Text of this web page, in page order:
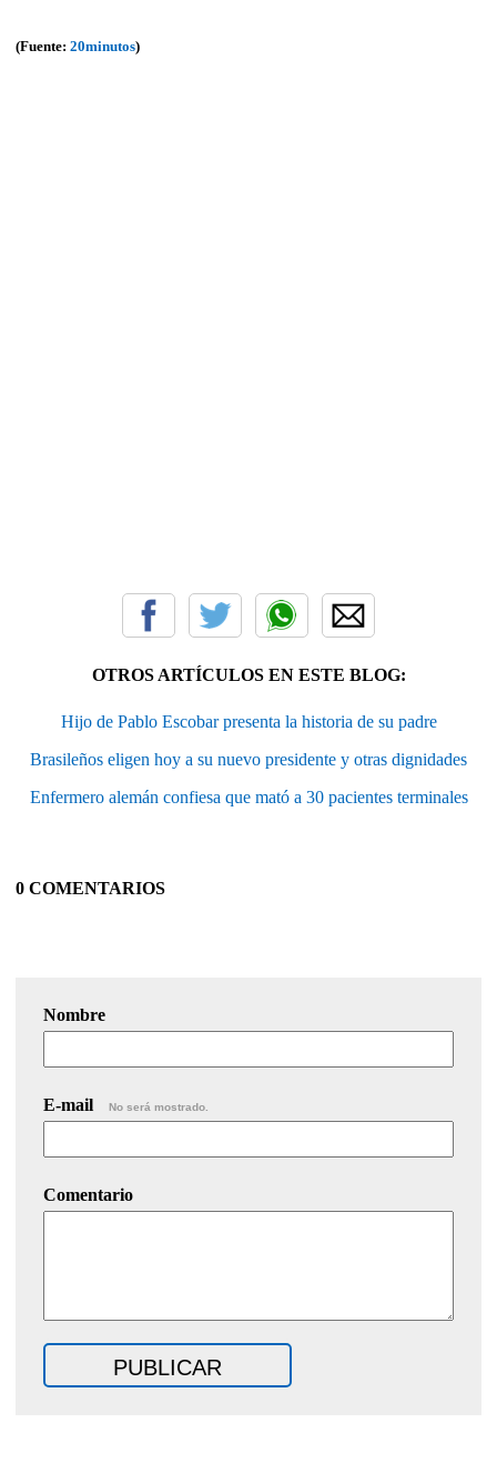
(Fuente: 20minutos)
OTROS ARTÍCULOS EN ESTE BLOG:
Hijo de Pablo Escobar presenta la historia de su padre
Brasileños eligen hoy a su nuevo presidente y otras dignidades
Enfermero alemán confiesa que mató a 30 pacientes terminales
0 COMENTARIOS
Nombre
E-mail No será mostrado.
Comentario